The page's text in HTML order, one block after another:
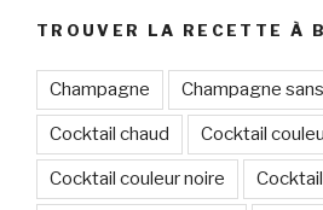
TROUVER LA RECETTE À
Champagne Champagne
Cocktail chaud Cocktail
Cocktail couleur noire